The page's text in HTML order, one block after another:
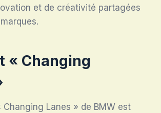
et de créativité partagées
« Changing
Changing Lanes » de BMW est